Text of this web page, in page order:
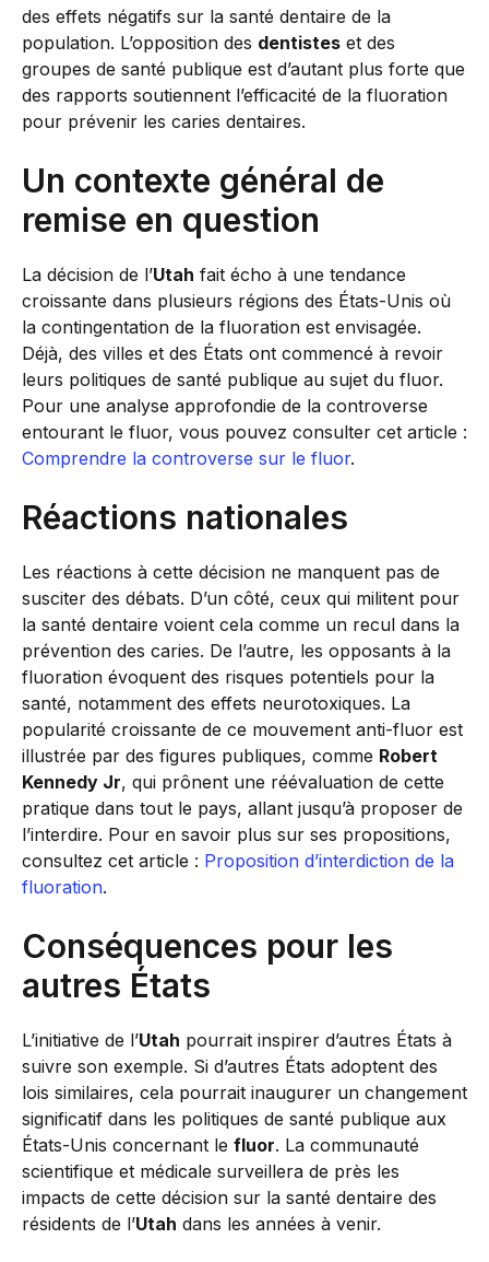
des effets négatifs sur la santé dentaire de la
population. L’opposition des dentistes et des
groupes de santé publique est d’autant plus forte que
des rapports soutiennent l’efficacité de la fluoration
pour prévenir les caries dentaires.
Un contexte général de
remise en question
La décision de l’Utah fait écho à une tendance
croissante dans plusieurs régions des États-Unis où
la contingentation de la fluoration est envisagée.
Déjà, des villes et des États ont commencé à revoir
leurs politiques de santé publique au sujet du fluor.
Pour une analyse approfondie de la controverse
entourant le fluor, vous pouvez consulter cet article :
Comprendre la controverse sur le fluor.
Réactions nationales
Les réactions à cette décision ne manquent pas de
susciter des débats. D’un côté, ceux qui militent pour
la santé dentaire voient cela comme un recul dans la
prévention des caries. De l’autre, les opposants à la
fluoration évoquent des risques potentiels pour la
santé, notamment des effets neurotoxiques. La
popularité croissante de ce mouvement anti-fluor est
illustrée par des figures publiques, comme Robert
Kennedy Jr, qui prônent une réévaluation de cette
pratique dans tout le pays, allant jusqu’à proposer de
l’interdire. Pour en savoir plus sur ses propositions,
consultez cet article : Proposition d’interdiction de la
fluoration.
Conséquences pour les
autres États
L’initiative de l’Utah pourrait inspirer d’autres États à
suivre son exemple. Si d’autres États adoptent des
lois similaires, cela pourrait inaugurer un changement
significatif dans les politiques de santé publique aux
États-Unis concernant le fluor. La communauté
scientifique et médicale surveillera de près les
impacts de cette décision sur la santé dentaire des
résidents de l’Utah dans les années à venir.